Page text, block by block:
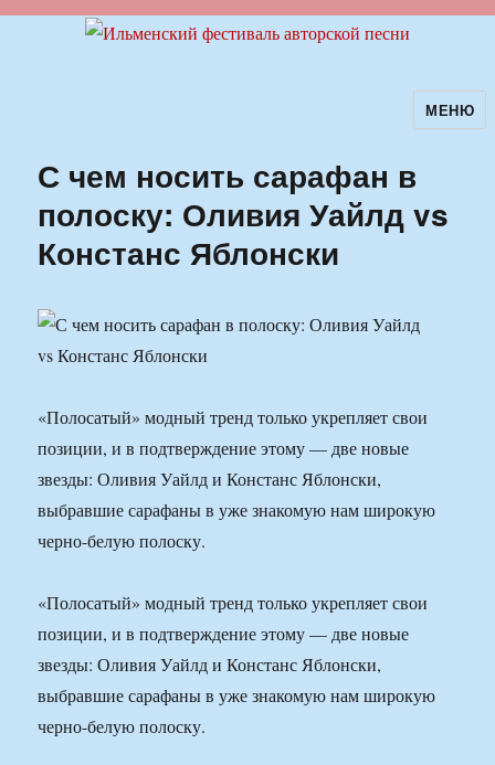
Ильменский фестиваль авторскойМЕНЮ
С чем носить сарафан в
полоску: Оливия Уайлд vs
Констанс Яблонски
«Полосатый» модный тренд только укрепляет свои
позиции, и в подтверждение этому — две новые
звезды: Оливия Уайлд и Констанс Яблонски,
выбравшие сарафаны в уже знакомую нам широкую
черно-белую полоску.
«Полосатый» модный тренд только укрепляет свои
позиции, и в подтверждение этому — две новые
звезды: Оливия Уайлд и Констанс Яблонски,
выбравшие сарафаны в уже знакомую нам широкую
черно-белую полоску.